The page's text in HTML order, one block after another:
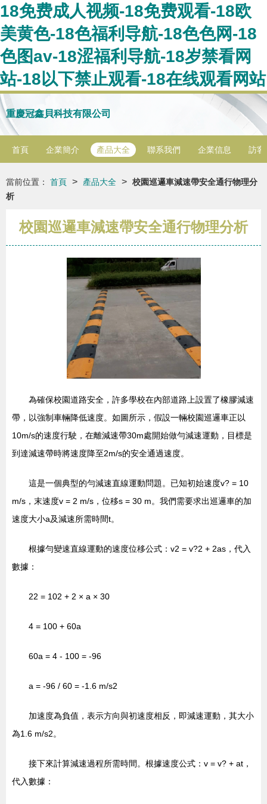
18免费成人视频-18免费观看-18欧
美黄色-18色福利导航-18色色网-18
色图av-18涩福利导航-18岁禁看网
站-18以下禁止观看-18在线观看网站
重慶冠鑫貝科技有限公司
首頁 企業簡介 產品大全 聯系我們 企業信息 訪客
當前位置： 首頁 > 產品大全 > 校園巡邏車減速帶安全通行物理分
析
校園巡邏車減速帶安全通行物理分析
為確保校園道路安全，許多學校在內部道路上設置了橡膠減速
帶，以強制車輛降低速度。如圖所示，假設一輛校園巡邏車正以
10m/s的速度行駛，在離減速帶30m處開始做勻減速運動，目標是
到達減速帶時將速度降至2m/s的安全通過速度。
這是一個典型的勻減速直線運動問題。已知初始速度v? = 10
m/s，末速度v = 2 m/s，位移s = 30 m。我們需要求出巡邏車的加
速度大小a及減速所需時間t。
根據勻變速直線運動的速度位移公式：v2 = v?2 + 2as，代入
數據：
22 = 102 + 2 × a × 30
4 = 100 + 60a
60a = 4 - 100 = -96
a = -96 / 60 = -1.6 m/s2
加速度為負值，表示方向與初速度相反，即減速運動，其大小
為1.6 m/s2。
接下來計算減速過程所需時間。根據速度公式：v = v? + at，
代入數據：